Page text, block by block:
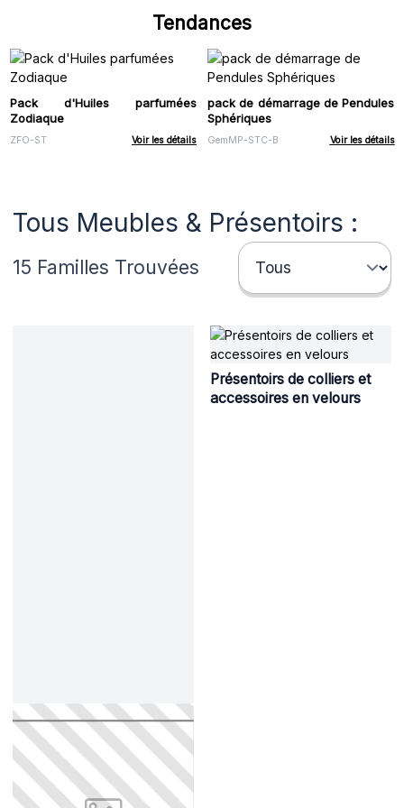
Tendances
Pack d'Huiles parfumées
Zodiaque
ZFO-ST Voir les détails
pack de démarrage de Pendules
Sphériques
GemMP-STC-B Voir les détails
Tous Meubles & Présentoirs :
15 Familles Trouvées
Présentoirs de colliers et
accessoires en velours